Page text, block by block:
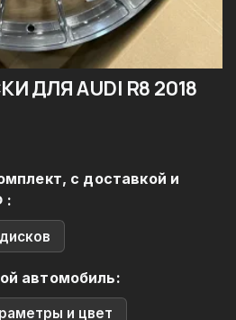
ДЛЯ AUDI R8 2018
с доставкой и
:
автомобиль:
и цвет